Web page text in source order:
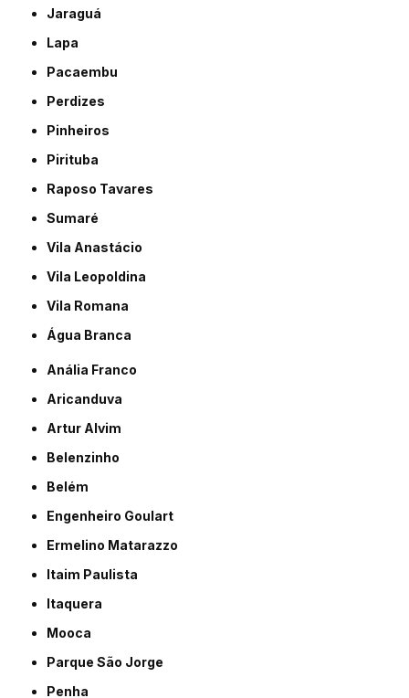
Jaraguá
Lapa
Pacaembu
Perdizes
Pinheiros
Pirituba
Raposo Tavares
Sumaré
Vila Anastácio
Vila Leopoldina
Vila Romana
Água Branca
Anália Franco
Aricanduva
Artur Alvim
Belenzinho
Belém
Engenheiro Goulart
Ermelino Matarazzo
Itaim Paulista
Itaquera
Mooca
Parque São Jorge
Penha